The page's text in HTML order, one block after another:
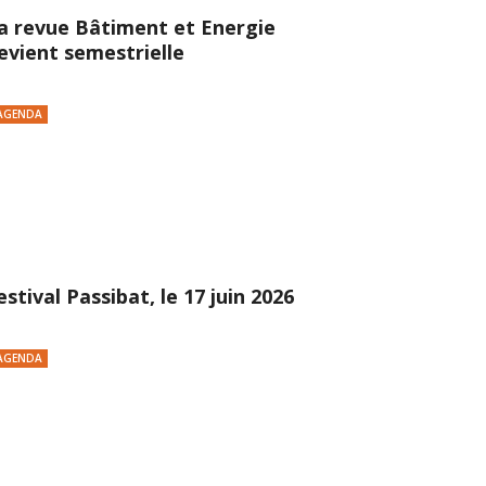
revue Bâtiment et Energie
semestrielle
Passibat, le 17 juin 2026